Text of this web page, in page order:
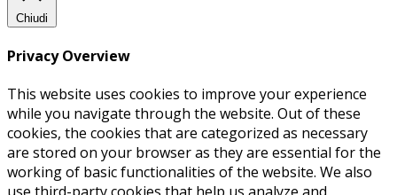
Chiudi
Privacy Overview
This website uses cookies to improve your experience
while you navigate through the website. Out of these
cookies, the cookies that are categorized as necessary
are stored on your browser as they are essential for the
working of basic functionalities of the website. We also